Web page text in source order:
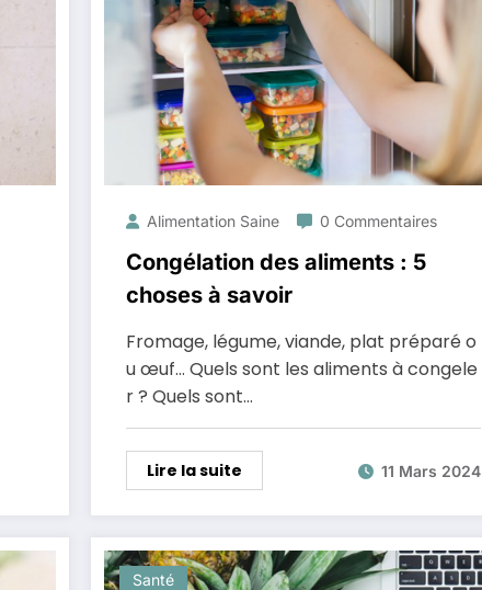
Alimentation Saine 0 Commentaires
Congélation des aliments : 5
choses à savoir
Fromage, légume, viande, plat préparé o
u œuf… Quels sont les aliments à congele
r ? Quels sont…
Lire la suite 11 Mars 2024
Santé